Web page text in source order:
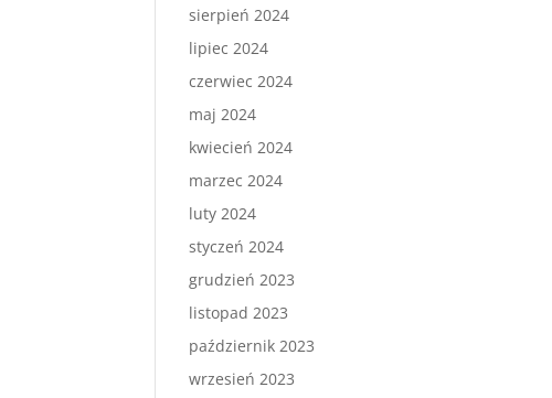
sierpień 2024
lipiec 2024
czerwiec 2024
maj 2024
kwiecień 2024
marzec 2024
luty 2024
styczeń 2024
grudzień 2023
listopad 2023
październik 2023
wrzesień 2023